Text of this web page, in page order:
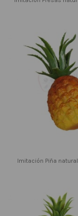
Imitación Piña